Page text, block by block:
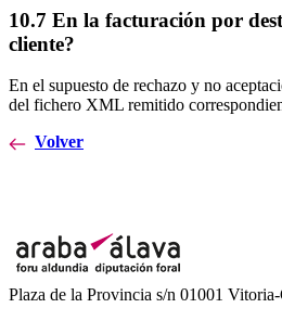
10.7 En la facturación por
cliente?
En el supuesto de rechazo y no
del fichero XML remitido
Volver
Plaza de la Provincia s/n 01001